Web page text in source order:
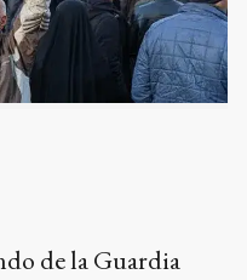
de la Guardia